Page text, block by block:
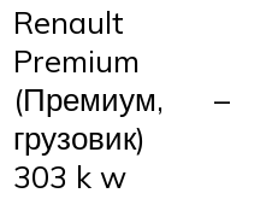
Renault
Premium
(Премиум,
грузовик)
303 k w
–